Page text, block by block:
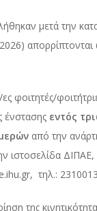
μετά την
απορρίπτονται
φοιτητές/
ένστασης εντός
από την
ιστοσελίδα
τηλ.:
της